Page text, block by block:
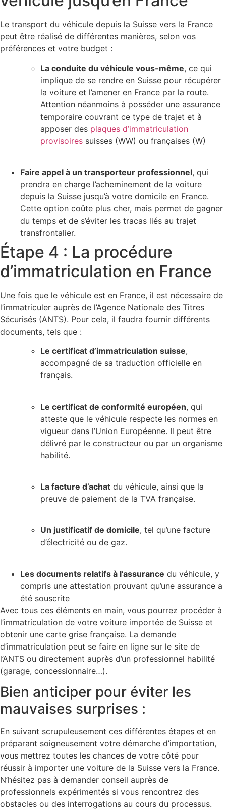
Le transport du véhicule depuis la Suisse vers la France
peut être réalisé de différentes manières, selon vos
préférences et votre budget :
La conduite du véhicule vous-même, ce qui
implique de se rendre en Suisse pour récupérer
la voiture et l’amener en France par la route.
Attention néanmoins à posséder une assurance
temporaire couvrant ce type de trajet et à
apposer des plaques d’immatriculation
provisoires suisses (WW) ou françaises (W)
Faire appel à un transporteur professionnel, qui
prendra en charge l’acheminement de la voiture
depuis la Suisse jusqu’à votre domicile en France.
Cette option coûte plus cher, mais permet de gagner
du temps et de s’éviter les tracas liés au trajet
transfrontalier.
Étape 4 : La procédure
d’immatriculation en France
Une fois que le véhicule est en France, il est nécessaire de
l’immatriculer auprès de l’Agence Nationale des Titres
Sécurisés (ANTS). Pour cela, il faudra fournir différents
documents, tels que :
Le certificat d’immatriculation suisse,
accompagné de sa traduction officielle en
français.
Le certificat de conformité européen, qui
atteste que le véhicule respecte les normes en
vigueur dans l’Union Européenne. Il peut être
délivré par le constructeur ou par un organisme
habilité.
La facture d’achat du véhicule, ainsi que la
preuve de paiement de la TVA française.
Un justificatif de domicile, tel qu’une facture
d’électricité ou de gaz.
Les documents relatifs à l’assurance du véhicule, y
compris une attestation prouvant qu’une assurance a
été souscrite
Avec tous ces éléments en main, vous pourrez procéder à
l’immatriculation de votre voiture importée de Suisse et
obtenir une carte grise française. La demande
d’immatriculation peut se faire en ligne sur le site de
l’ANTS ou directement auprès d’un professionnel habilité
(garage, concessionnaire…).
Bien anticiper pour éviter les
mauvaises surprises :
En suivant scrupuleusement ces différentes étapes et en
préparant soigneusement votre démarche d’importation,
vous mettrez toutes les chances de votre côté pour
réussir à importer une voiture de la Suisse vers la France.
N’hésitez pas à demander conseil auprès de
professionnels expérimentés si vous rencontrez des
obstacles ou des interrogations au cours du processus.